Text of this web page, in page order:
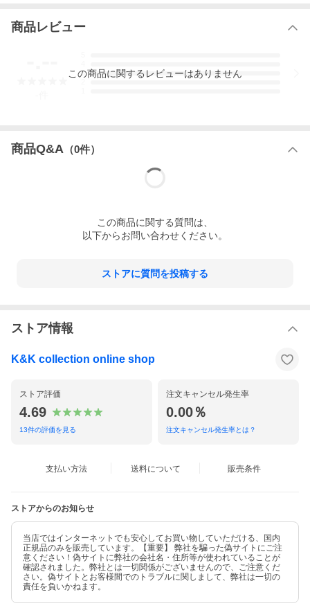
ュアリーブランド。
得しています。
ー Size Information ー
商品レビュー
3
この商品に関するレビューはありません
商品Q&A （0件）
この商品に関する質問は、
以下からお問い合わせください。
ストアに質問を投稿する
ストア情報
K&K collection online shop
ストア評価
4.69
13件の評価を見る
注文キャンセル発生率
0.00％
注文キャンセル発生率とは？
支払い方法 送料について 販売条件
ストアからのお知らせ
当店ではインターネットでも安心してお買い物していただける、国内
正規品のみを販売しています。【重要】 弊社を騙った偽サイトにご注
意ください！偽サイトに弊社の会社名・住所等が使われていることが
確認されました。弊社とは一切関係がございませんので、ご注意くだ
さい。偽サイトとお客様間でのトラブルに関しまして、弊社は一切の
責任を負いかねます。